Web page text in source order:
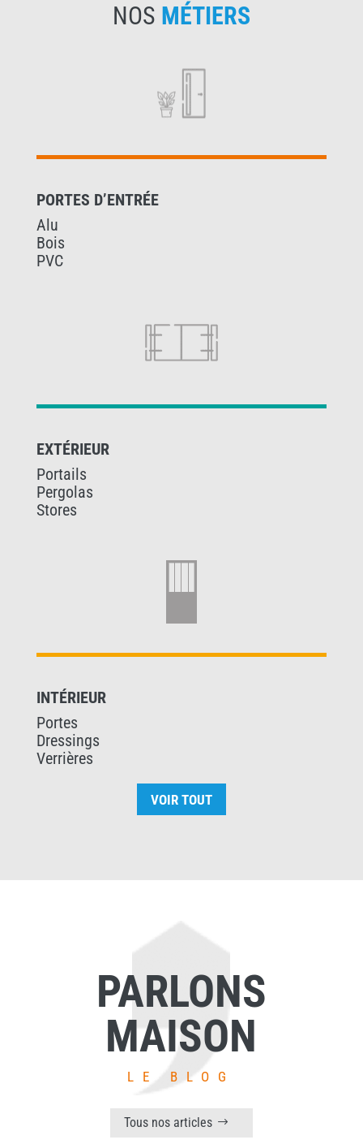
NOS MÉTIERS
PORTES D’ENTRÉE
Alu
Bois
PVC
EXTÉRIEUR
Portails
Pergolas
Stores
INTÉRIEUR
Portes
Dressings
Verrières
VOIR TOUT
PARLONS
MAISON
LE BLOG
Tous nos articles